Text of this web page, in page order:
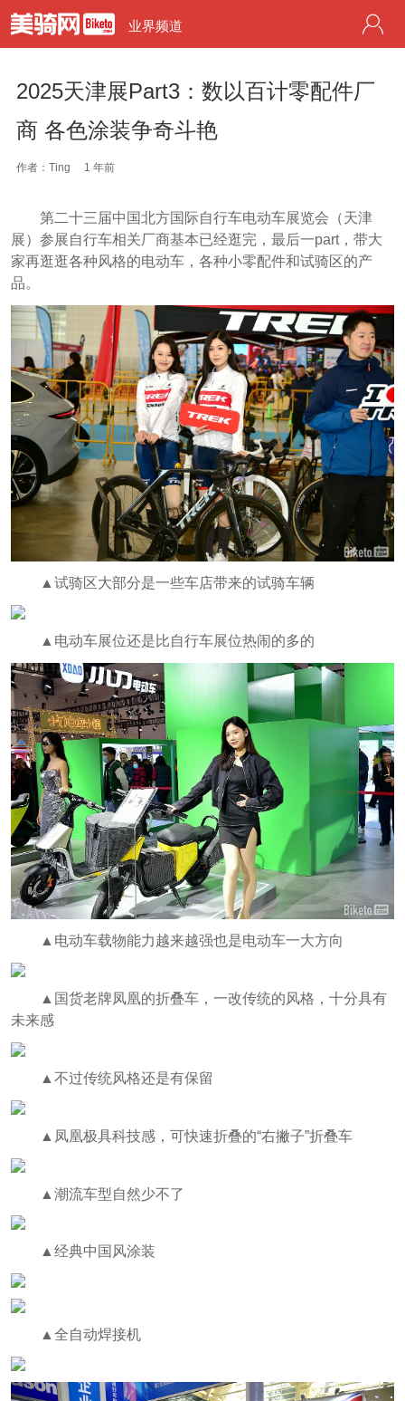
业界频道
2025天津展Part3：数以百计零配件厂
商 各色涂装争奇斗艳
作者：Ting 1 年前
第二十三届中国北方国际自行车电动车展览会（天津
展）参展自行车相关厂商基本已经逛完，最后一part，带大
家再逛逛各种风格的电动车，各种小零配件和试骑区的产
品。
▲试骑区大部分是一些车店带来的试骑车辆
▲电动车展位还是比自行车展位热闹的多的
▲电动车载物能力越来越强也是电动车一大方向
▲国货老牌凤凰的折叠车，一改传统的风格，十分具有
未来感
▲不过传统风格还是有保留
▲凤凰极具科技感，可快速折叠的“右撇子”折叠车
▲潮流车型自然少不了
▲经典中国风涂装
▲全自动焊接机